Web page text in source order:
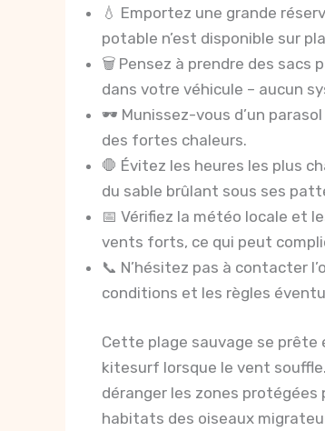
💧 Emportez une grande
potable n’est disponible sur
🗑️ Pensez à prendre des sacs
dans votre véhicule – aucun
🕶️ Munissez-vous d’un
des fortes chaleurs.
🛑 Évitez les heures les plus
du sable brûlant sous ses
📅 Vérifiez la météo locale et
vents forts, ce qui peut
📞 N’hésitez pas à contacter
conditions et les règles
Cette plage sauvage se
kitesurf lorsque le vent
déranger les zones
habitats des oiseaux